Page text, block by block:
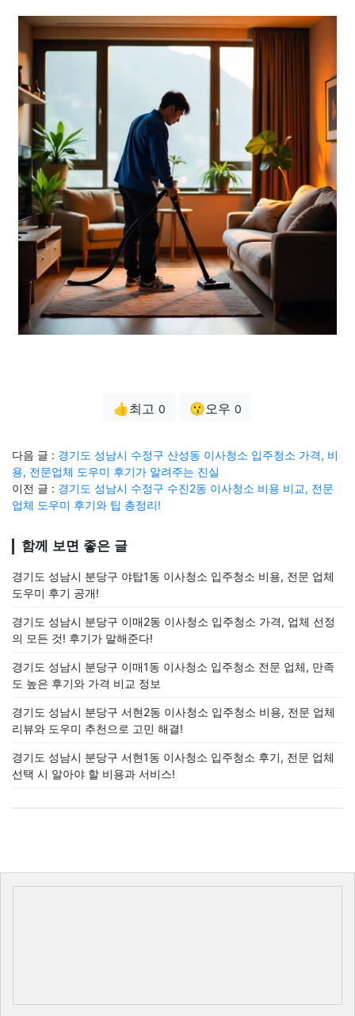
👍최고 0 😗오우 0
다음 글 : 경기도 성남시 수정구 산성동 이사청소 입주청소 가격, 비
용, 전문업체 도우미 후기가 알려주는 진실
이전 글 : 경기도 성남시 수정구 수진2동 이사청소 비용 비교, 전문
업체 도우미 후기와 팁 총정리!
함께 보면 좋은 글
경기도 성남시 분당구 야탑1동 이사청소 입주청소 비용, 전문 업체
도우미 후기 공개!
경기도 성남시 분당구 이매2동 이사청소 입주청소 가격, 업체 선정
의 모든 것! 후기가 말해준다!
경기도 성남시 분당구 이매1동 이사청소 입주청소 전문 업체, 만족
도 높은 후기와 가격 비교 정보
경기도 성남시 분당구 서현2동 이사청소 입주청소 비용, 전문 업체
리뷰와 도우미 추천으로 고민 해결!
경기도 성남시 분당구 서현1동 이사청소 입주청소 후기, 전문 업체
선택 시 알아야 할 비용과 서비스!